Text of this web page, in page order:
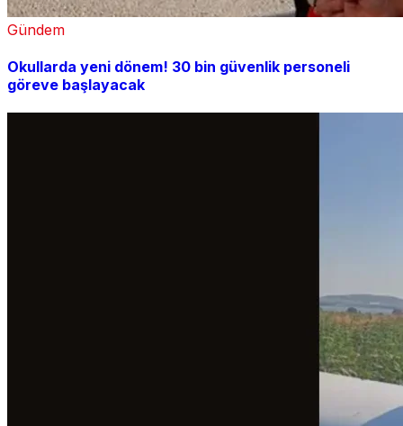
Gündem
Okullarda yeni dönem! 30 bin güvenlik personeli
göreve başlayacak